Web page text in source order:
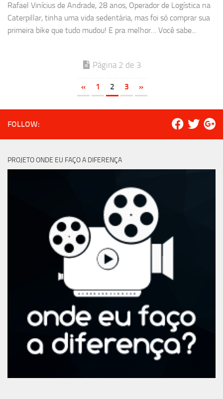
Rafael Vinícius de Andrade, 28 anos, Operador de Logística na
Caterpillar, tinha uma vida sedentária, mas foi só comprar sua
primeira bike que tudo mudou! E pra melhor… Você sabe...
Página 2 de 3
« 1 2 3 »
FOLLOW:
PROJETO ONDE EU FAÇO A DIFERENÇA